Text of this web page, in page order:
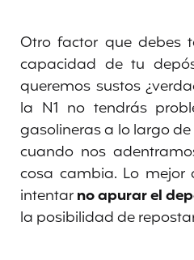
Otro factor que debes
capacidad de tu
queremos sustos
la N1 no tendrás
gasolineras a lo largo
cuando nos
cosa cambia. Lo mejor
intentarno apurar el
la posibilidad de